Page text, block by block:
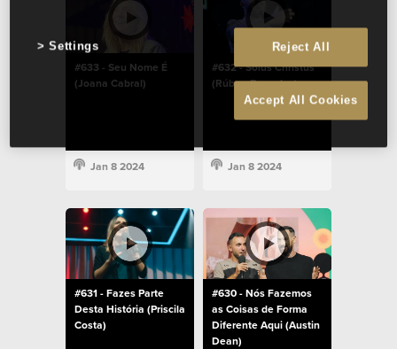
#633 - Seu Nome É
(Joana Cabral)
Jan 8 2024
#632 - Solus Christus
(Rúben Barradas)
Jan 8 2024
#631 - Fazes Parte
Desta História (Priscila
Costa)
#630 - Nós Fazemos
as Coisas de Forma
Diferente Aqui (Austin
Dean)
Reject All
Accept All Cookies
Settings